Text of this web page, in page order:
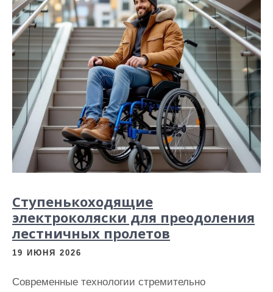
Ступенькоходящие
электроколяски для преодоления
лестничных пролетов
19 ИЮНЯ 2026
Современные технологии стремительно